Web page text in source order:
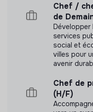
Chef /
de
services
social et
villes pour
avenir
Chef de
(H/F)